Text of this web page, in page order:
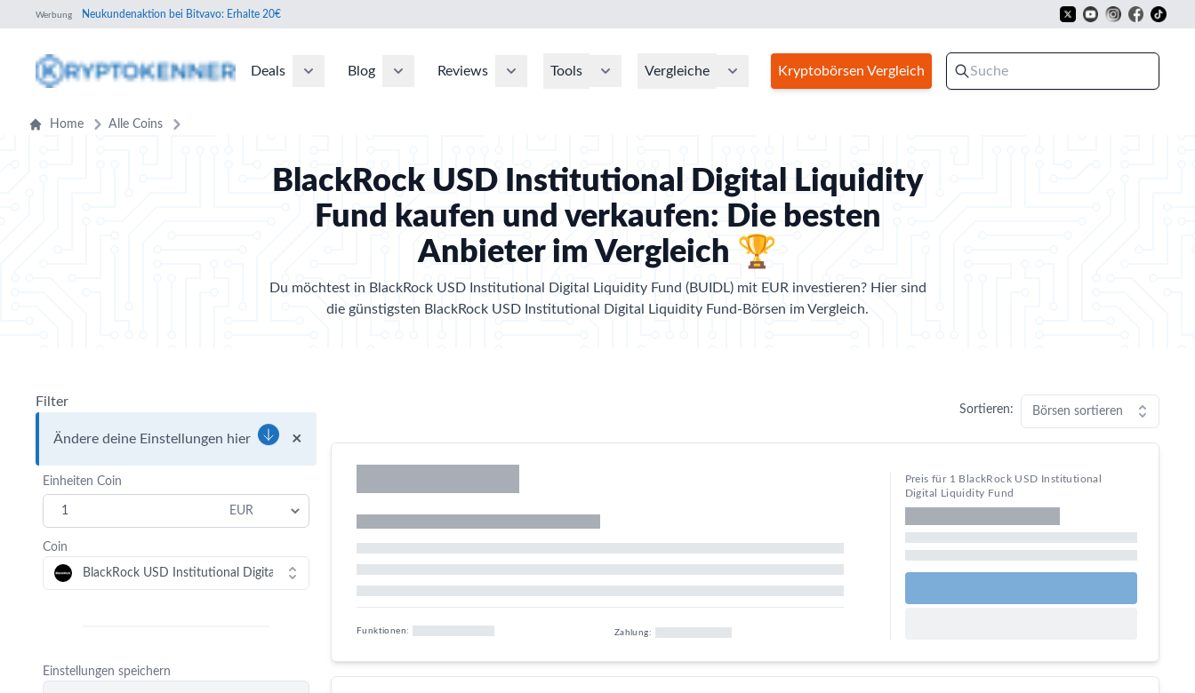
Werbung Neukundenaktion bei Bitvavo: Erhalte 20€
Deals Blog Reviews Tools Vergleiche Kryptobörsen Vergleich
Home Alle Coins
BlackRock USD Institutional Digital Liquidity
Fund kaufen und verkaufen: Die besten
Anbieter im Vergleich 🏆
Du möchtest in BlackRock USD Institutional Digital Liquidity Fund (BUIDL) mit EUR investieren? Hier sind
die günstigsten BlackRock USD Institutional Digital Liquidity Fund-Börsen im Vergleich.
Filter
Ändere deine Einstellungen hier ×
Einheiten Coin
Coin
Einstellungen speichern
Sortieren: Börsen sortieren
Funktionen: Zahlung:
Preis für 1 BlackRock USD Institutional
Digital Liquidity Fund